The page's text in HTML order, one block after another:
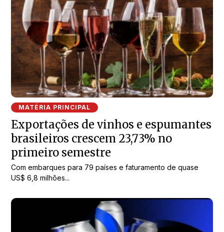
MATÉRIA PRINCIPAL
Exportações de vinhos e espumantes
brasileiros crescem 23,73% no
primeiro semestre
Com embarques para 79 países e faturamento de quase
US$ 6,8 milhões...